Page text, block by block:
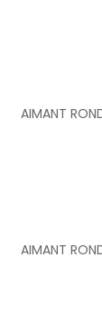
AIMANT
AIMANT